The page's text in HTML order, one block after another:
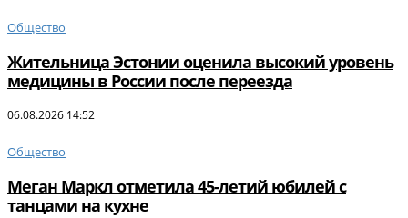
Общество
Жительница Эстонии оценила высокий уровень
медицины в России после переезда
06.08.2026 14:52
Общество
Меган Маркл отметила 45-летий юбилей с
танцами на кухне